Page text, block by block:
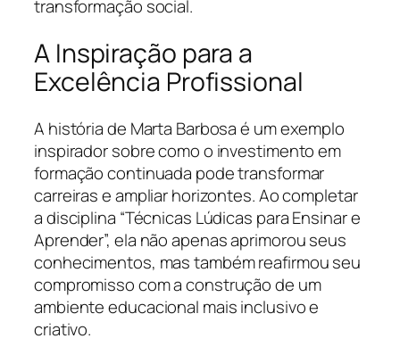
transformação social.
A Inspiração para a
Excelência Profissional
A história de Marta Barbosa é um exemplo
inspirador sobre como o investimento em
formação continuada pode transformar
carreiras e ampliar horizontes. Ao completar
a disciplina “Técnicas Lúdicas para Ensinar e
Aprender”, ela não apenas aprimorou seus
conhecimentos, mas também reafirmou seu
compromisso com a construção de um
ambiente educacional mais inclusivo e
criativo.